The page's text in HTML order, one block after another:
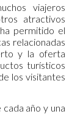
viajeros
atractivos
permitido el
relacionadas
y la oferta
turísticos
los visitantes
año y una